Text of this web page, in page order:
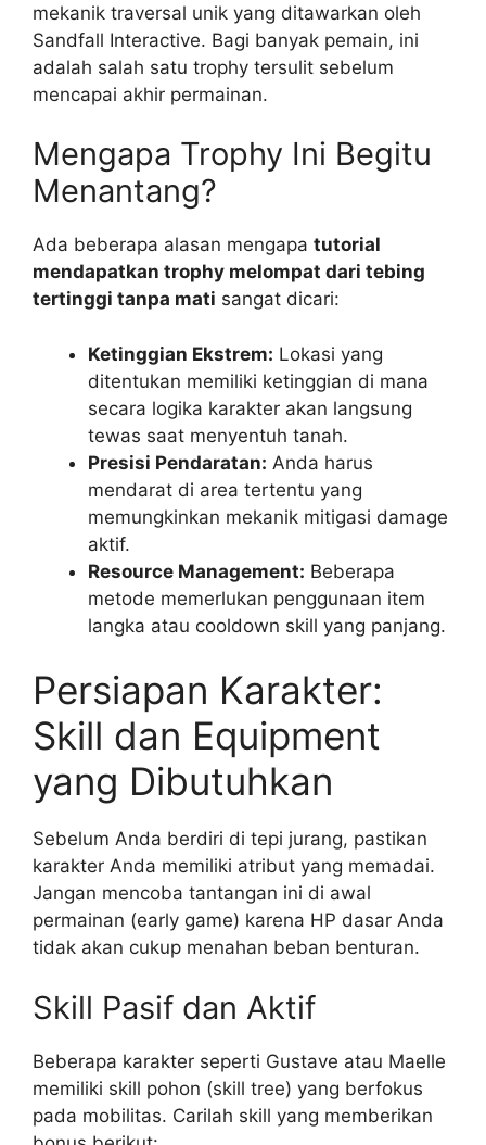
mekanik traversal unik yang ditawarkan oleh
Sandfall Interactive. Bagi banyak pemain, ini
adalah salah satu trophy tersulit sebelum
mencapai akhir permainan.
Mengapa Trophy Ini Begitu
Menantang?
Ada beberapa alasan mengapa tutorial
mendapatkan trophy melompat dari tebing
tertinggi tanpa mati sangat dicari:
Ketinggian Ekstrem: Lokasi yang
ditentukan memiliki ketinggian di mana
secara logika karakter akan langsung
tewas saat menyentuh tanah.
Presisi Pendaratan: Anda harus
mendarat di area tertentu yang
memungkinkan mekanik mitigasi damage
aktif.
Resource Management: Beberapa
metode memerlukan penggunaan item
langka atau cooldown skill yang panjang.
Persiapan Karakter:
Skill dan Equipment
yang Dibutuhkan
Sebelum Anda berdiri di tepi jurang, pastikan
karakter Anda memiliki atribut yang memadai.
Jangan mencoba tantangan ini di awal
permainan (early game) karena HP dasar Anda
tidak akan cukup menahan beban benturan.
Skill Pasif dan Aktif
Beberapa karakter seperti Gustave atau Maelle
memiliki skill pohon (skill tree) yang berfokus
pada mobilitas. Carilah skill yang memberikan